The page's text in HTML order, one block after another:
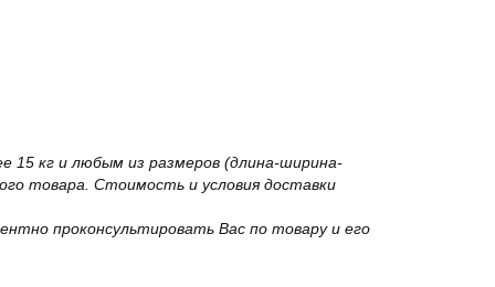
15 кг и любым из размеров (длина-ширина-
товара. Стоимость и условия доставки
проконсультировать Вас по товару и его